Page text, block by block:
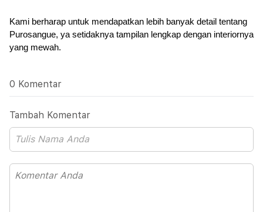
Kami berharap untuk mendapatkan lebih banyak detail tentang
Purosangue, ya setidaknya tampilan lengkap dengan interiornya
yang mewah.
0 Komentar
Tambah Komentar